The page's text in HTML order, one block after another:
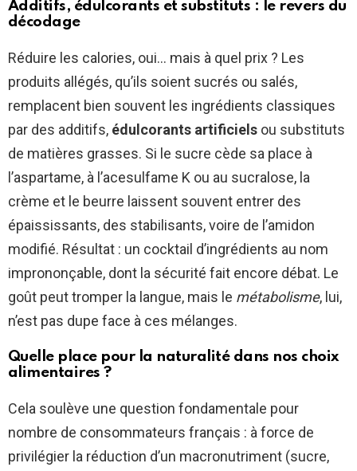
Additifs, édulcorants et substituts : le revers du
décodage
Réduire les calories, oui… mais à quel prix ? Les
produits allégés, qu’ils soient sucrés ou salés,
remplacent bien souvent les ingrédients classiques
par des additifs, édulcorants artificiels ou substituts
de matières grasses. Si le sucre cède sa place à
l’aspartame, à l’acesulfame K ou au sucralose, la
crème et le beurre laissent souvent entrer des
épaississants, des stabilisants, voire de l’amidon
modifié. Résultat : un cocktail d’ingrédients au nom
imprononçable, dont la sécurité fait encore débat. Le
goût peut tromper la langue, mais le métabolisme, lui,
n’est pas dupe face à ces mélanges.
Quelle place pour la naturalité dans nos choix
alimentaires ?
Cela soulève une question fondamentale pour
nombre de consommateurs français : à force de
privilégier la réduction d’un macronutriment (sucre,